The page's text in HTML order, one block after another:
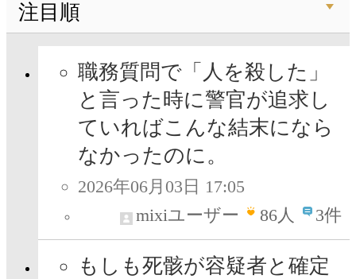
注目順
職務質問で「人を殺した」
と言った時に警官が追求し
ていればこんな結末になら
なかったのに。
2026年06月03日 17:05
mixiユーザー
86人 3件
もしも死骸が容疑者と確定